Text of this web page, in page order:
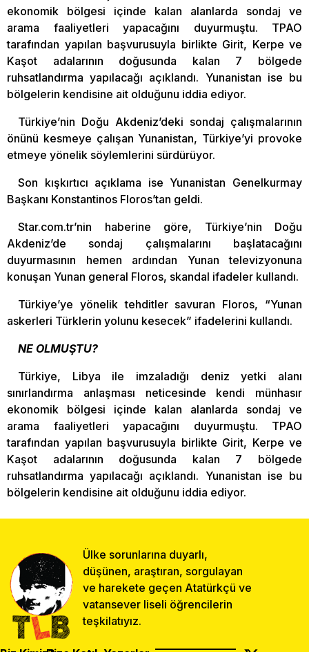
ekonomik bölgesi içinde kalan alanlarda sondaj ve
arama faaliyetleri yapacağını duyurmuştu. TPAO
tarafından yapılan başvurusuyla birlikte Girit, Kerpe ve
Kaşot adalarının doğusunda kalan 7 bölgede
ruhsatlandırma yapılacağı açıklandı. Yunanistan ise bu
bölgelerin kendisine ait olduğunu iddia ediyor.
Türkiye’nin Doğu Akdeniz’deki sondaj çalışmalarının
önünü kesmeye çalışan Yunanistan, Türkiye’yi provoke
etmeye yönelik söylemlerini sürdürüyor.
Son kışkırtıcı açıklama ise Yunanistan Genelkurmay
Başkanı Konstantinos Floros’tan geldi.
Star.com.tr’nin haberine göre, Türkiye’nin Doğu
Akdeniz’de sondaj çalışmalarını başlatacağını
duyurmasının hemen ardından Yunan televizyonuna
konuşan Yunan general Floros, skandal ifadeler kullandı.
Türkiye’ye yönelik tehditler savuran Floros, “Yunan
askerleri Türklerin yolunu kesecek” ifadelerini kullandı.
NE OLMUŞTU?
Türkiye, Libya ile imzaladığı deniz yetki alanı
sınırlandırma anlaşması neticesinde kendi münhasır
ekonomik bölgesi içinde kalan alanlarda sondaj ve
arama faaliyetleri yapacağını duyurmuştu. TPAO
tarafından yapılan başvurusuyla birlikte Girit, Kerpe ve
Kaşot adalarının doğusunda kalan 7 bölgede
ruhsatlandırma yapılacağı açıklandı. Yunanistan ise bu
bölgelerin kendisine ait olduğunu iddia ediyor.
Ülke sorunlarına duyarlı,
düşünen, araştıran, sorgulayan
ve harekete geçen Atatürkçü ve
vatansever liseli öğrencilerin
teşkilatıyız.